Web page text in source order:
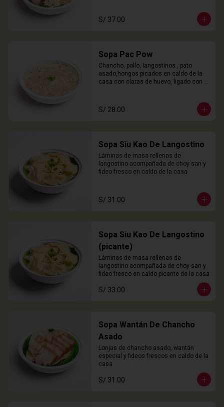
casa.
S/ 37.00
Sopa Pac Pow
Chancho, pollo, langostinos , pato
asado,hongos picados en caldo de la
casa con claras de huevo, ligado con
S/ 28.00
Sopa Siu Kao De Langostino
Láminas de masa rellenas de
langostino acompañada de choy san y
fideo fresco en caldo de la casa
S/ 31.00
Sopa Siu Kao De Langostino
(picante)
Láminas de masa rellenas de
langostino acompañada de choy san y
fideo fresco en caldo picante de la casa
S/ 33.00
Sopa Wantán De Chancho
Asado
Lonjas de chancho asado, wantán
especial y fideos frescos en caldo de la
casa
S/ 31.00